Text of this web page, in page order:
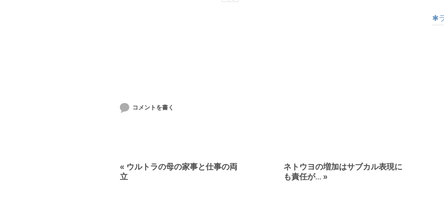
コメントを書く
« ウルトラの母の家事と仕事の両
立
ネトウヨの増加はサブカル表現に
も責任が… »